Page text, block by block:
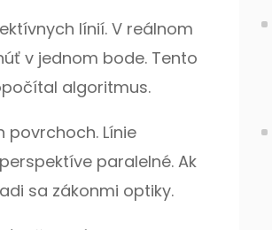
línií. V reálnom
v jednom bode. Tento
algoritmus.
povrchoch. Línie
paralelné. Ak
sa zákonmi optiky.